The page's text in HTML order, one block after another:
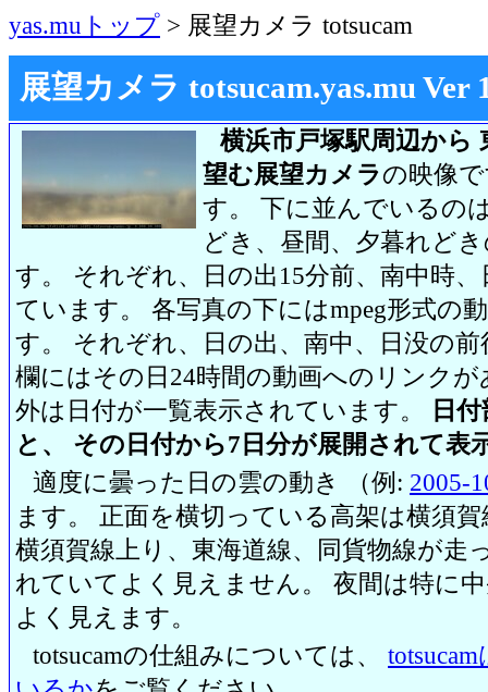
yas.muトップ > 展望カメラ totsucam
展望カメラ totsucam.yas.mu Ver
横浜市戸塚駅周辺から
望む展望カメラの映像
す。 下に並んでいるの
どき、昼間、夕暮れど
す。 それぞれ、日の出15分前、南中時
ています。 各写真の下にはmpeg形式の
す。 それぞれ、日の出、南中、日没の
欄にはその日24時間の動画へのリンク
外は日付が一覧表示されています。
日
と、 その日付から7日分が展開されて表
適度に曇った日の雲の動き （例: 2005-
ます。 正面を横切っている高架は横須
横須賀線上り、東海道線、同貨物線が走
れていてよく見えません。 夜間は特に
よく見えます。
totsucamの仕組みについては、